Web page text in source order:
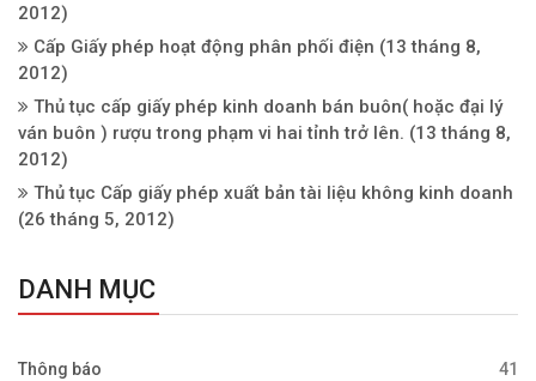
2012)
Cấp Giấy phép hoạt động phân phối điện (13 tháng 8,
2012)
Thủ tục cấp giấy phép kinh doanh bán buôn( hoặc đại lý
ván buôn ) rượu trong phạm vi hai tỉnh trở lên. (13 tháng 8,
2012)
Thủ tục Cấp giấy phép xuất bản tài liệu không kinh doanh
(26 tháng 5, 2012)
DANH MỤC
Thông báo 41